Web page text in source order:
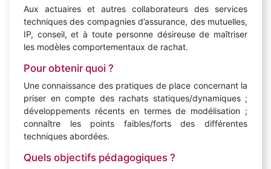
Aux actuaires et autres collaborateurs des services
techniques des compagnies d’assurance, des mutuelles,
IP, conseil, et à toute personne désireuse de maîtriser
les modèles comportementaux de rachat.
Pour obtenir quoi ?
Une connaissance des pratiques de place concernant la
priser en compte des rachats statiques/dynamiques ;
développements récents en termes de modélisation ;
connaître les points faibles/forts des différentes
techniques abordées.
Quels objectifs pédagogiques ?